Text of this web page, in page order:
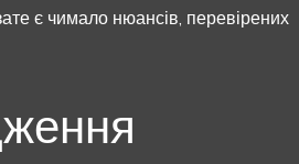
є чимало нюансів, перевірених